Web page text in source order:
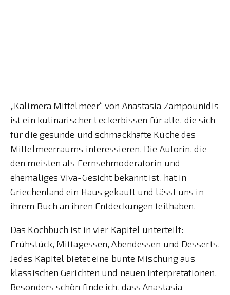
„Kalimera Mittelmeer“ von Anastasia Zampounidis
ist ein kulinarischer Leckerbissen für alle, die sich
für die gesunde und schmackhafte Küche des
Mittelmeerraums interessieren. Die Autorin, die
den meisten als Fernsehmoderatorin und
ehemaliges Viva-Gesicht bekannt ist, hat in
Griechenland ein Haus gekauft und lässt uns in
ihrem Buch an ihren Entdeckungen teilhaben.
Das Kochbuch ist in vier Kapitel unterteilt:
Frühstück, Mittagessen, Abendessen und Desserts.
Jedes Kapitel bietet eine bunte Mischung aus
klassischen Gerichten und neuen Interpretationen.
Besonders schön finde ich, dass Anastasia